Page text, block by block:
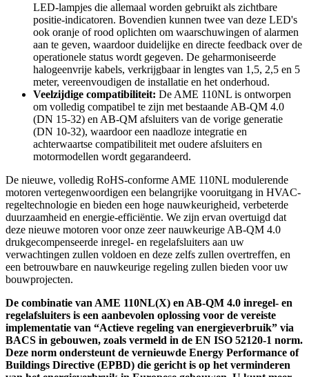
LED-lampjes die allemaal worden gebruikt als zichtbare
positie-indicatoren. Bovendien kunnen twee van deze LED's
ook oranje of rood oplichten om waarschuwingen of alarmen
aan te geven, waardoor duidelijke en directe feedback over de
operationele status wordt gegeven. De geharmoniseerde
halogeenvrije kabels, verkrijgbaar in lengtes van 1,5, 2,5 en 5
meter, vereenvoudigen de installatie en het onderhoud.
Veelzijdige compatibiliteit: De AME 110NL is ontworpen
om volledig compatibel te zijn met bestaande AB-QM 4.0
(DN 15-32) en AB-QM afsluiters van de vorige generatie
(DN 10-32), waardoor een naadloze integratie en
achterwaartse compatibiliteit met oudere afsluiters en
motormodellen wordt gegarandeerd.
De nieuwe, volledig RoHS-conforme AME 110NL modulerende
motoren vertegenwoordigen een belangrijke vooruitgang in HVAC-
regeltechnologie en bieden een hoge nauwkeurigheid, verbeterde
duurzaamheid en energie-efficiëntie. We zijn ervan overtuigd dat
deze nieuwe motoren voor onze zeer nauwkeurige AB-QM 4.0
drukgecompenseerde inregel- en regelafsluiters aan uw
verwachtingen zullen voldoen en deze zelfs zullen overtreffen, en
een betrouwbare en nauwkeurige regeling zullen bieden voor uw
bouwprojecten.
De combinatie van AME 110NL(X) en AB-QM 4.0 inregel- en
regelafsluiters is een aanbevolen oplossing voor de vereiste
implementatie van “Actieve regeling van energieverbruik” via
BACS in gebouwen, zoals vermeld in de EN ISO 52120-1 norm.
Deze norm ondersteunt de vernieuwde Energy Performance of
Buildings Directive (EPBD) die gericht is op het verminderen